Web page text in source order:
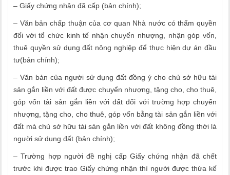
– Giấy chứng nhận đã cấp (bản chính);
– Văn bản chấp thuận của cơ quan Nhà nước có thẩm quyền
đối với tổ chức kinh tế nhận chuyển nhượng, nhận góp vốn,
thuê quyền sử dụng đất nông nghiệp để thực hiện dự án đầu
tư(bản chính);
– Văn bản của người sử dụng đất đồng ý cho chủ sở hữu tài
sản gắn liền với đất được chuyển nhượng, tặng cho, cho thuê,
góp vốn tài sản gắn liền với đất đối với trường hợp chuyển
nhượng, tặng cho, cho thuê, góp vốn bằng tài sản gắn liền với
đất mà chủ sở hữu tài sản gắn liền với đất không đồng thời là
người sử dụng đất (bản chính);
– Trường hợp người đề nghị cấp Giấy chứng nhận đã chết
trước khi được trao Giấy chứng nhận thì người được thừa kế